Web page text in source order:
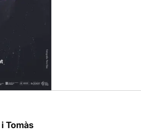
Tomàs